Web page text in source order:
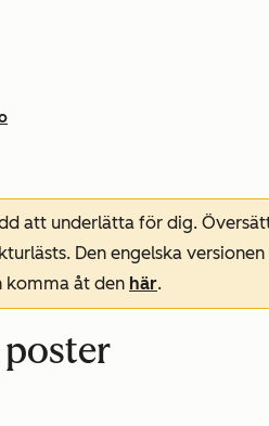
att underlätta för dig.
Den engelska
komma åt den här.